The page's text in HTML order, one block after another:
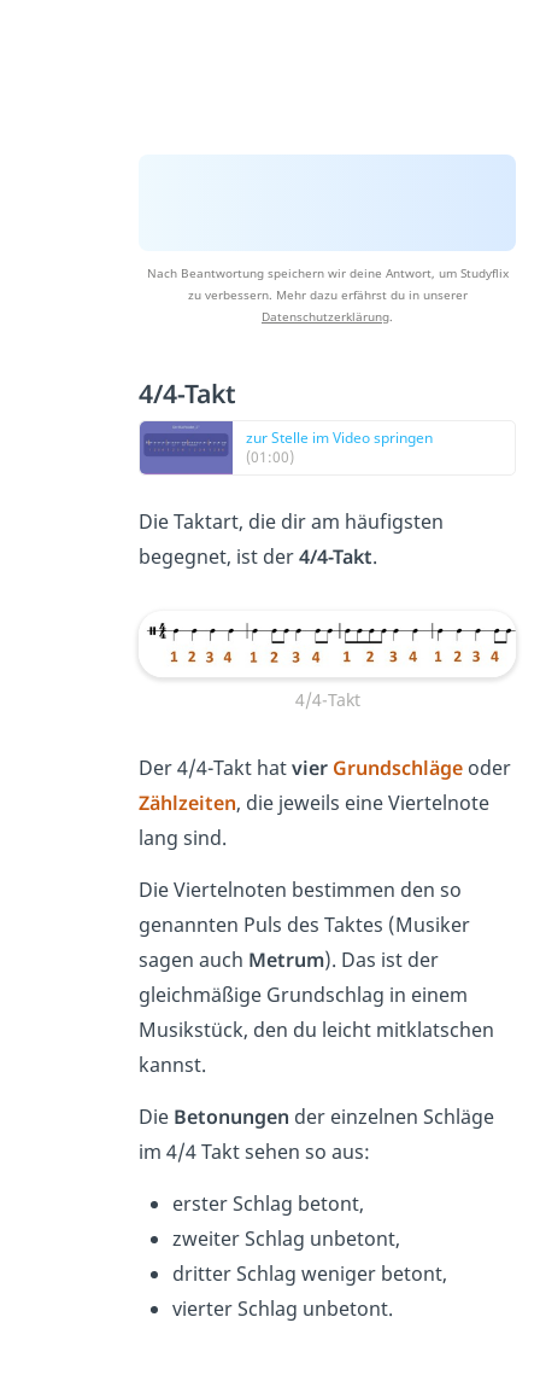
Nach Beantwortung speichern wir deine Antwort, um Studyflix
zu verbessern. Mehr dazu erfährst du in unserer
Datenschutzerklärung
4/4-Takt
zur Stelle im Video springen
(01:00)
Die Taktart, die dir am häufigsten
begegnet, ist der4/4-Takt.
4/4-Takt
Der 4/4-Takt hatvier Grundschläge oder
Zählzeiten, die jeweils eine Viertelnote
lang sind.
Die Viertelnoten bestimmen den so
genannten Puls des Taktes (Musiker
sagen auch Metrum). Das ist der
gleichmäßige Grundschlag in einem
Musikstück, den du leicht mitklatschen
kannst.
Die Betonungen der einzelnen Schläge
im 4/4 Takt sehen so aus:
erster Schlag betont,
zweiter Schlag unbetont,
dritter Schlag weniger betont,
vierter Schlag unbetont.